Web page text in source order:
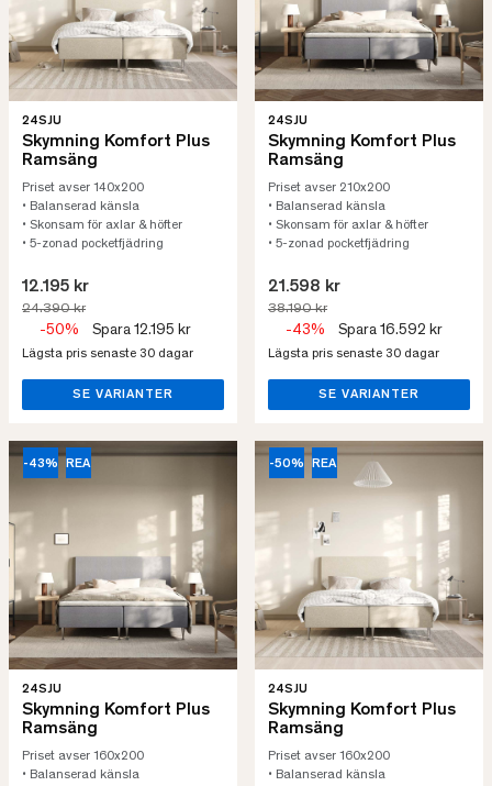
24SJU
Skymning Komfort Plus
Ramsäng
Priset avser 140x200
• Balanserad känsla
• Skonsam för axlar & höfter
• 5-zonad pocketfjädring
12.195 kr
24.390 kr
-50% Spara 12.195 kr
Lägsta pris senaste 30 dagar
SE VARIANTER
24SJU
Skymning Komfort Plus
Ramsäng
Priset avser 210x200
• Balanserad känsla
• Skonsam för axlar & höfter
• 5-zonad pocketfjädring
21.598 kr
38.190 kr
-43% Spara 16.592 kr
Lägsta pris senaste 30 dagar
SE VARIANTER
-43% REA
24SJU
Skymning Komfort Plus
Ramsäng
Priset avser 160x200
• Balanserad känsla
-50% REA
24SJU
Skymning Komfort Plus
Ramsäng
Priset avser 160x200
• Balanserad känsla